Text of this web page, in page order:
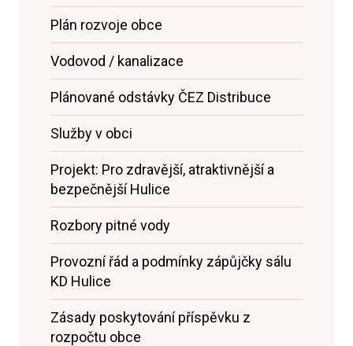
Plán rozvoje obce
Vodovod / kanalizace
Plánované odstávky ČEZ Distribuce
Služby v obci
Projekt: Pro zdravější, atraktivnější a
bezpečnější Hulice
Rozbory pitné vody
Provozní řád a podmínky zápůjčky sálu
KD Hulice
Zásady poskytování příspěvku z
rozpočtu obce